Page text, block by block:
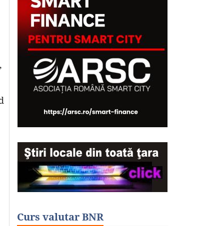
Curs valutar BNR